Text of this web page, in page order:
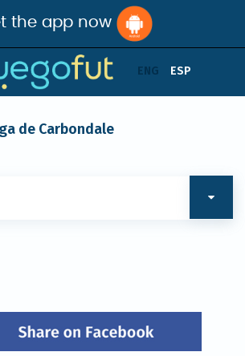
the app now
ENG ESP
de Carbondale